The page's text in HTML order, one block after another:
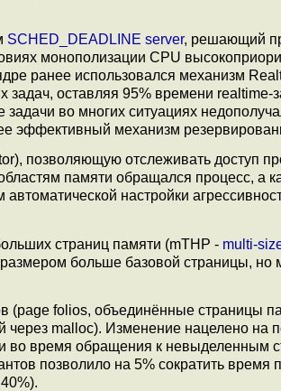
SCHED_DEADLINE server, решающий
монополизации CPU
ранее использовался механизм
задач, оставляя 95% времени
задачи во многих ситуациях
эффективный механизм
позволяющую отслеживать доступ
памяти обращался процесс, а
автоматической настройки
страниц памяти (mTHP - multi-
больше базовой страницы,
(page folios, объединённые страницы
malloc). Изменение нацелено на
во время обращения к невыделенным
позволило на 5% сократить время